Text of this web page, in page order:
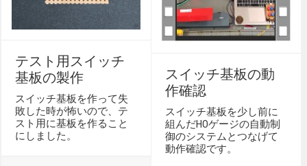
テスト用スイッチ
基板の製作
スイッチ基板を作って失
敗した時が怖いので、テ
スト用に基板を作ること
にしました。
スイッチ基板の動
作確認
スイッチ基板を少し前に
組んだHOゲージの自動制
御のシステムとつなげて
動作確認です。